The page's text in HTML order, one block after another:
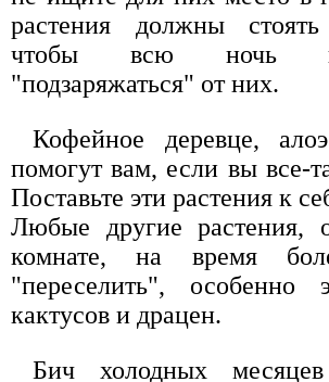
растения должны
чтобы всю ночь
"подзаряжаться" от них.
Кофейное деревце,
помогут вам, если вы все-
Поставьте эти растения к
Любые другие растения,
комнате, на время
"переселить", особенно
кактусов и драцен.
Бич холодных